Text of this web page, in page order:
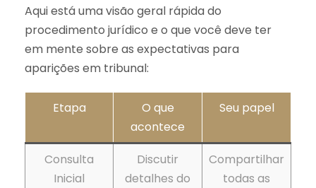
Aqui está uma visão geral rápida do
procedimento jurídico e o que você deve ter
em mente sobre as expectativas para
aparições em tribunal:
Etapa
O que
acontece
Seu papel
Consulta
Inicial
Discutir
detalhes do
Compartilhar
todas as